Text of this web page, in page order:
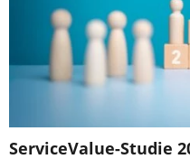
ServiceValue-Studie